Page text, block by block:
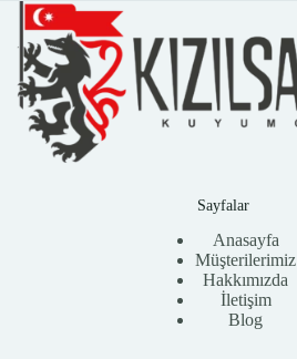
Sayfalar
Anasayfa
Müşterilerimiz
Hakkımızda
İletişim
Blog